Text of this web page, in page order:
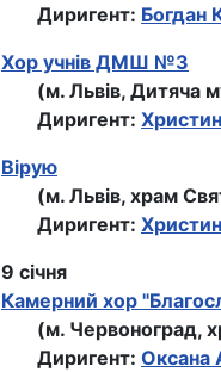
Диригент: Богдан
Хор учнiв ДМШ №3
(м. Львів, Дитяча
Диригент:
Вірую
(м. Львів, храм
Диригент:
9 січня
Камерний хор
(м. Червоноград,
Диригент: Оксана